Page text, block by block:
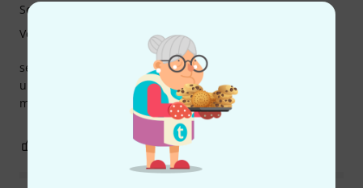
sehr schöner lauter durchsätzungsfähiger klang, der
unlakierte körper fühlt sich fantastisch an... da bekommt
man richtig viel für sein geld
Sound
Verarbeitung
BEWERTUNG MELDEN